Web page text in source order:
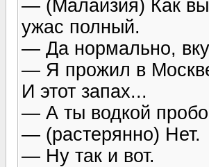
— (Малайзия) Как
ужас полный.
— Да нормально,
— Я прожил в Москве
И этот запах...
— А ты водкой
— (растерянно) Нет.
— Ну так и вот.